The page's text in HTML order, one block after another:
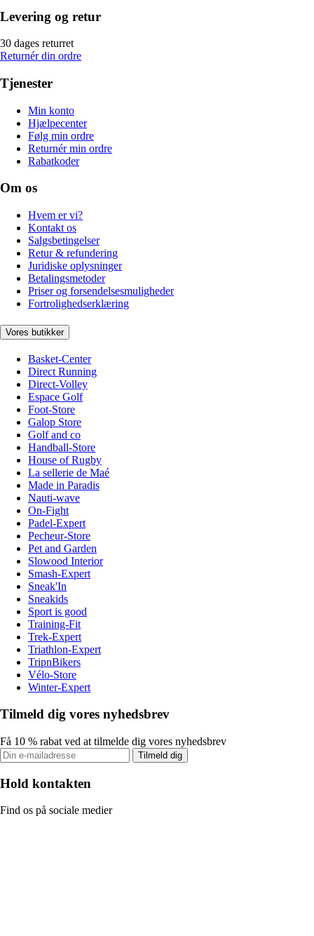
Levering og retur
30 dages returret
Returnér din ordre
Tjenester
Min konto
Hjælpecenter
Følg min ordre
Returnér min ordre
Rabatkoder
Om os
Hvem er vi?
Kontakt os
Salgsbetingelser
Retur & refundering
Juridiske oplysninger
Betalingsmetoder
Priser og forsendelsesmuligheder
Fortrolighedserklæring
Vores butikker
Basket-Center
Direct Running
Direct-Volley
Espace Golf
Foot-Store
Galop Store
Golf and co
Handball-Store
House of Rugby
La sellerie de Maé
Made in Paradis
Nauti-wave
On-Fight
Padel-Expert
Pecheur-Store
Pet and Garden
Slowood Interior
Smash-Expert
Sneak'In
Sneakids
Sport is good
Training-Fit
Trek-Expert
Triathlon-Expert
TripnBikers
Vélo-Store
Winter-Expert
Tilmeld dig vores nyhedsbrev
Få 10 % rabat ved at tilmelde dig vores nyhedsbrev
Tilmeld dig
Hold kontakten
Find os på sociale medier